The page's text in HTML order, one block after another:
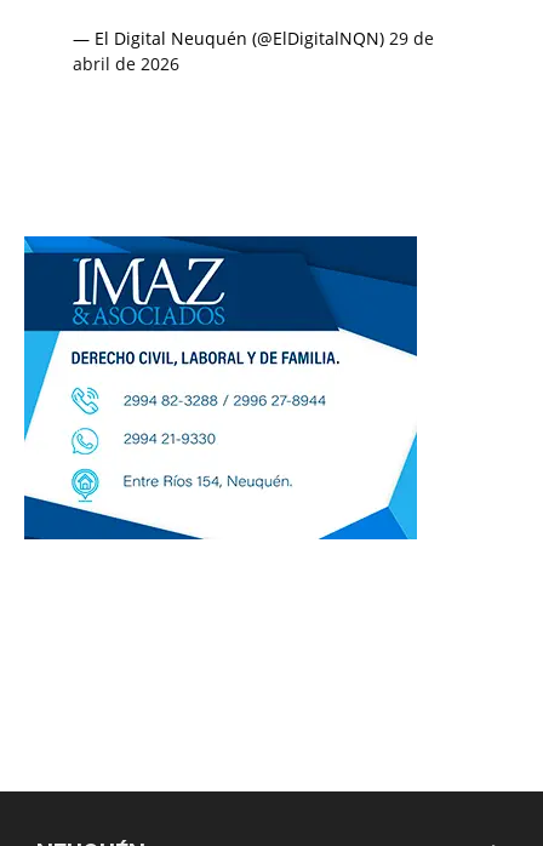
— El Digital Neuquén (@ElDigitalNQN) 29 de
abril de 2026